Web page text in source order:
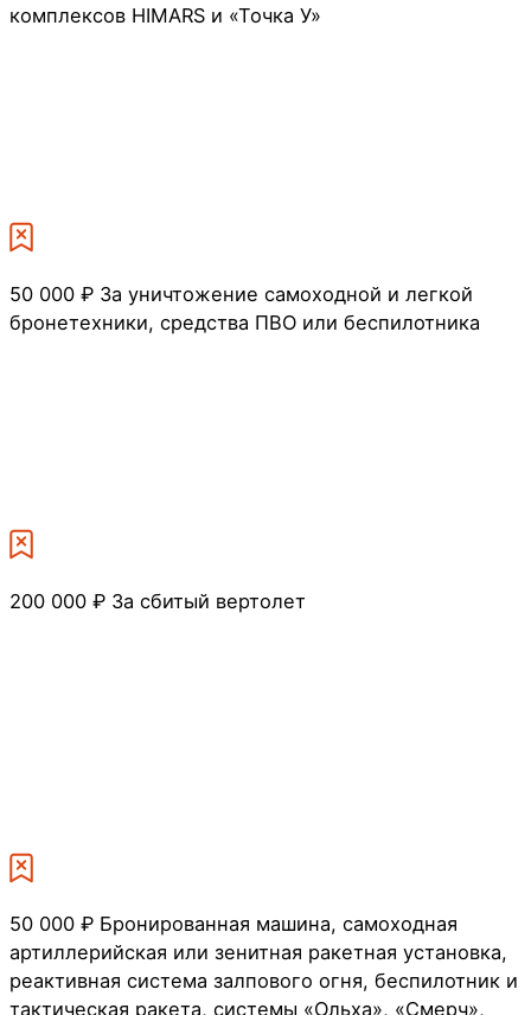
комплексов HIMARS и «Точка У»
50 000 ₽ За уничтожение самоходной и легкой
бронетехники, средства ПВО или беспилотника
200 000 ₽ За сбитый вертолет
50 000 ₽ Бронированная машина, самоходная
артиллерийская или зенитная ракетная установка,
реактивная система залпового огня, беспилотник и
тактическая ракета, системы «Ольха», «Смерч»,